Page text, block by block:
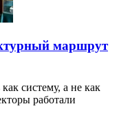
маршрут
систему, а не как
работали